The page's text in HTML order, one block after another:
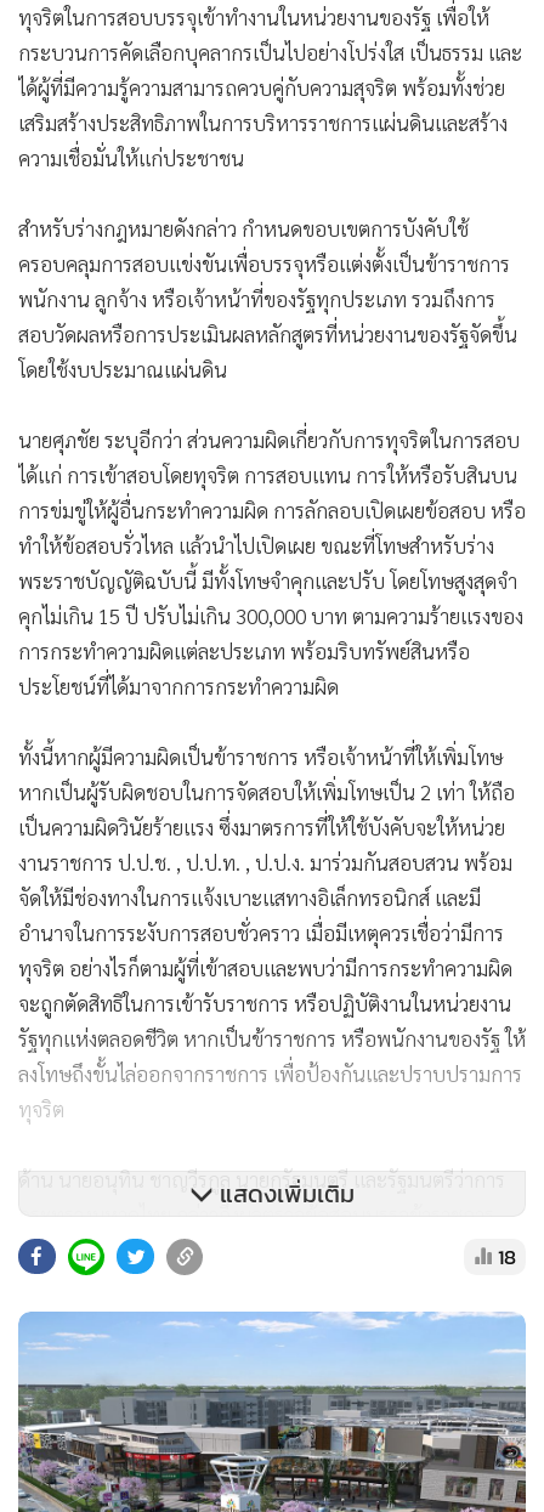
ทุจริตในการสอบบรรจุเข้าทำงานในหน่วยงานของรัฐ เพื่อให้
กระบวนการคัดเลือกบุคลากรเป็นไปอย่างโปร่งใส เป็นธรรม และ
ได้ผู้ที่มีความรู้ความสามารถควบคู่กับความสุจริต พร้อมทั้งช่วย
เสริมสร้างประสิทธิภาพในการบริหารราชการแผ่นดินและสร้าง
ความเชื่อมั่นให้แก่ประชาชน
สำหรับร่างกฎหมายดังกล่าว กำหนดขอบเขตการบังคับใช้
ครอบคลุมการสอบแข่งขันเพื่อบรรจุหรือแต่งตั้งเป็นข้าราชการ
พนักงาน ลูกจ้าง หรือเจ้าหน้าที่ของรัฐทุกประเภท รวมถึงการ
สอบวัดผลหรือการประเมินผลหลักสูตรที่หน่วยงานของรัฐจัดขึ้น
โดยใช้งบประมาณแผ่นดิน
นายศุภชัย ระบุอีกว่า ส่วนความผิดเกี่ยวกับการทุจริตในการสอบ
ได้แก่ การเข้าสอบโดยทุจริต การสอบแทน การให้หรือรับสินบน
การข่มขู่ให้ผู้อื่นกระทำความผิด การลักลอบเปิดเผยข้อสอบ หรือ
ทำให้ข้อสอบรั่วไหล แล้วนำไปเปิดเผย ขณะที่โทษสำหรับร่าง
พระราชบัญญัติฉบับนี้ มีทั้งโทษจำคุกและปรับ โดยโทษสูงสุดจำ
คุกไม่เกิน 15 ปี ปรับไม่เกิน 300,000 บาท ตามความร้ายแรงของ
การกระทำความผิดแต่ละประเภท พร้อมริบทรัพย์สินหรือ
ประโยชน์ที่ได้มาจากการกระทำความผิด
ทั้งนี้หากผู้มีความผิดเป็นข้าราชการ หรือเจ้าหน้าที่ให้เพิ่มโทษ
หากเป็นผู้รับผิดชอบในการจัดสอบให้เพิ่มโทษเป็น 2 เท่า ให้ถือ
เป็นความผิดวินัยร้ายแรง ซึ่งมาตรการที่ให้ใช้บังคับจะให้หน่วย
งานราชการ ป.ป.ช. , ป.ป.ท. , ป.ป.ง. มาร่วมกันสอบสวน พร้อม
จัดให้มีช่องทางในการแจ้งเบาะแสทางอิเล็กทรอนิกส์ และมี
อำนาจในการระงับการสอบชั่วคราว เมื่อมีเหตุควรเชื่อว่ามีการ
ทุจริต อย่างไรก็ตามผู้ที่เข้าสอบและพบว่ามีการกระทำความผิด
จะถูกตัดสิทธิในการเข้ารับราชการ หรือปฏิบัติงานในหน่วยงาน
รัฐทุกแห่งตลอดชีวิต หากเป็นข้าราชการ หรือพนักงานของรัฐ ให้
ลงโทษถึงขั้นไล่ออกจากราชการ เพื่อป้องกันและปราบปรามการ
ทุจริต
ด้าน นายอนุทิน ชาญวีรกูล นายกรัฐมนตรี และรัฐมนตรีว่าการ
กระทรวงมหาดไทย กล่าวถึงผลตรวจข้อสอบบรรจุข้าราชการ
ท้องถิ่ร 15,000 คนหลังพบ 5,000 คนมีคะแนนในกระดาษคำ
โกง ใครผิดก็มีกระบวนการอยู่ ไม่ต้องรอศาล เพราะเป็นอำนาจ
ในการบริหารจัดการในกระทรวง ถ้าที่มาไม่ถูกก็ต้องยกเลิก
แสดงเพิ่มเติม
18